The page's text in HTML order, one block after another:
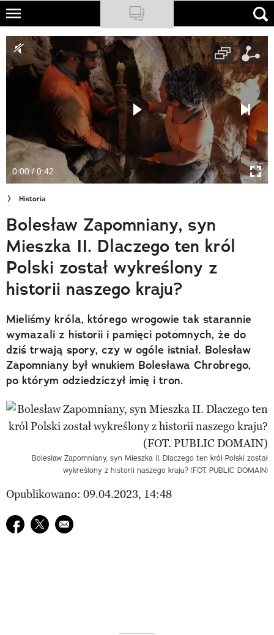
Skip
main
content
NATIONAL GEOGRAPHIC
TRAVELER
PODCASTY
Newsletter
Cuda Polski
Wielki Konkurs Fotograficzny
Trendbook Podróżniczy
Polecane
0:00 / 0:42
Historia
Bolesław Zapomniany, syn
Mieszka II. Dlaczego ten król
Polski został wykreślony z
historii naszego kraju?
Mieliśmy króla, którego wrogowie tak starannie
wymazali z historii i pamięci potomnych, że do
dziś trwają spory, czy w ogóle istniał. Bolesław
Zapomniany był wnukiem Bolesława Chrobrego,
po którym odziedziczył imię i tron.
Bolesław Zapomniany, syn Mieszka II. Dlaczego ten król Polski został
wykreślony z historii naszego kraju? (FOT. PUBLIC DOMAIN)
Opublikowano: 09.04.2023, 14:48
Udostępnij na facebook
Udostępnij na twitter
E-mail do przyjaciela